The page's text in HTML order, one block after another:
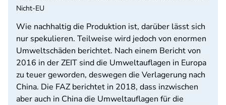
Nicht-EU
Wie nachhaltig die Produktion ist, darüber lässt sich
nur spekulieren. Teilweise wird jedoch von enormen
Umweltschäden berichtet. Nach einem Bericht von
2016 in der ZEIT sind die Umweltauflagen in Europa
zu teuer geworden, deswegen die Verlagerung nach
China. Die FAZ berichtet in 2018, dass inzwischen
aber auch in China die Umweltauflagen für die